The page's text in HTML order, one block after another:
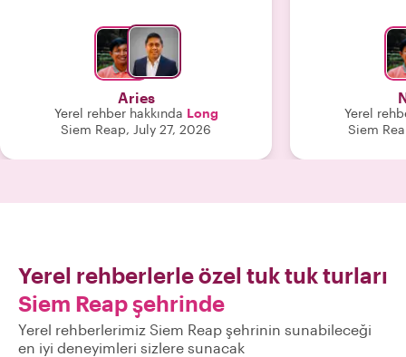
alçakgönüllülüğü, iş ahlakı ve nezaketi
tüm tur boyunca kendini gösterdi.
Kendisi etkileyici bir konuşmacı, cana
yakın ve müşteri memnuniyetine
kendini adamış biri. Bay Long'u
kesinlikle tavsiye ediyoruz ve
kendisine en iyi dileklerimizi
sunuyoruz. (Ayrıca tüm tur boyunca
Aries
Yerel rehber hakkında Long
Siem Reap, July 27, 2026
Wat'ın özel
çocukların
rotayı
geliyoruz ve
sezonunun
değiliz! Siem Reap'te bir dostumuz
ile ayırtın, ne
Yerel
Siem
Yerel rehberlerle özel tuk tuk turları
Siem Reap şehrinde
Yerel rehberlerimiz Siem Reap şehrinin sunabileceği
en iyi deneyimleri sizlere sunacak